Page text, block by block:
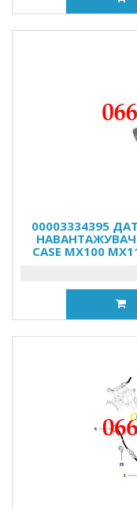
00003334395
CASE MX100